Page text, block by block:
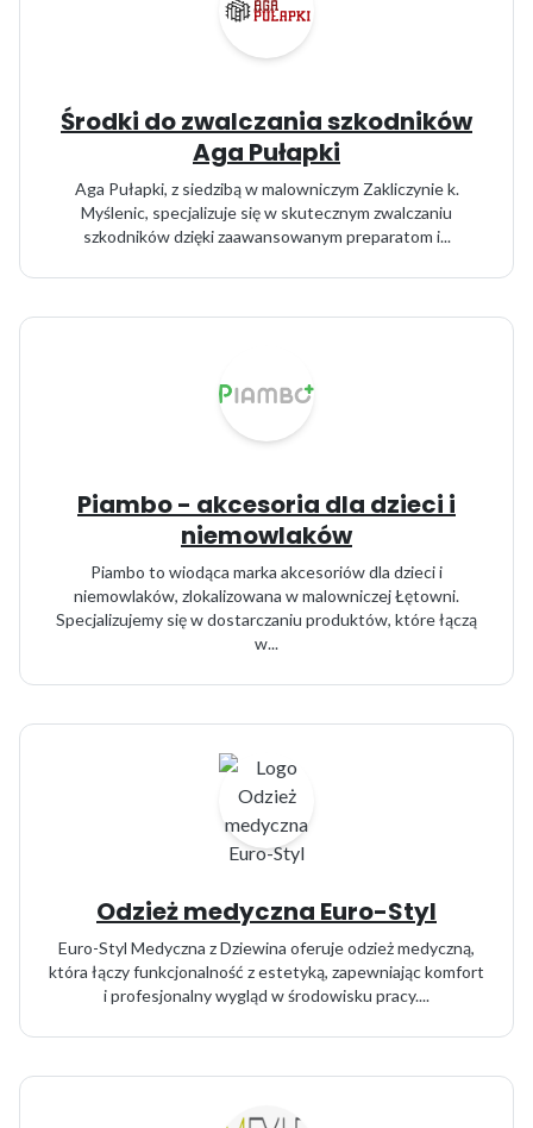
Środki do zwalczania szkodników
Aga Pułapki
Aga Pułapki, z siedzibą w malowniczym Zakliczynie k.
Myślenic, specjalizuje się w skutecznym zwalczaniu
szkodników dzięki zaawansowanym preparatom i...
Piambo - akcesoria dla dzieci i
niemowlaków
Piambo to wiodąca marka akcesoriów dla dzieci i
niemowlaków, zlokalizowana w malowniczej Łętowni.
Specjalizujemy się w dostarczaniu produktów, które łączą
w...
Odzież medyczna Euro-Styl
Euro-Styl Medyczna z Dziewina oferuje odzież medyczną,
która łączy funkcjonalność z estetyką, zapewniając komfort
i profesjonalny wygląd w środowisku pracy....